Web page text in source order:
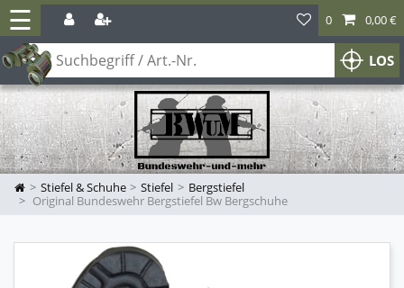
☰
LOS
0 0,00 €
Stiefel & Schuhe Stiefel
Bergstiefel
Original Bundeswehr Bergstiefel Bw Bergschuhe